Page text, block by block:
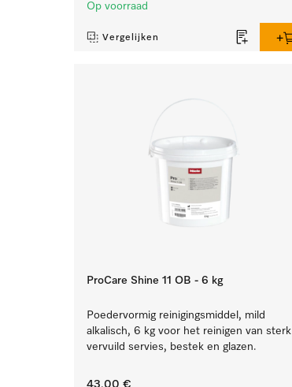
Op voorraad
Vergelijken
ProCare Shine 11 OB - 6 kg
Poedervormig reinigingsmiddel, mild
alkalisch, 6 kg voor het reinigen van sterk
vervuild servies, bestek en glazen.
43,00 €